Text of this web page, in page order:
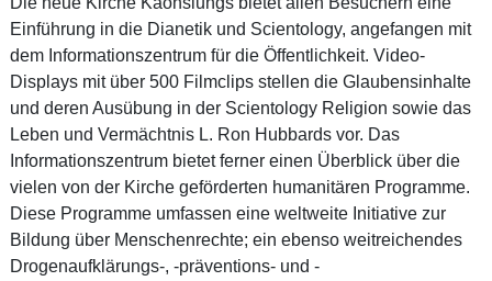
Einführung in die Dianetik und Scientology, angefangen mit
dem Informationszentrum für die Öffentlichkeit. Video-
Displays mit über 500 Filmclips stellen die Glaubensinhalte
und deren Ausübung in der Scientology Religion sowie das
Leben und Vermächtnis L. Ron Hubbards vor. Das
Informationszentrum bietet ferner einen Überblick über die
vielen von der Kirche geförderten humanitären Programme.
Diese Programme umfassen eine weltweite Initiative zur
Bildung über Menschenrechte; ein ebenso weitreichendes
Drogenaufklärungs-, -präventions- und -